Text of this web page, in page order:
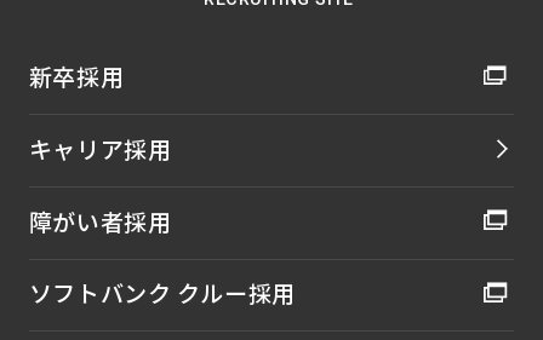
新卒採用
キャリア採用
障がい者採用
ソフトバンク クルー採用